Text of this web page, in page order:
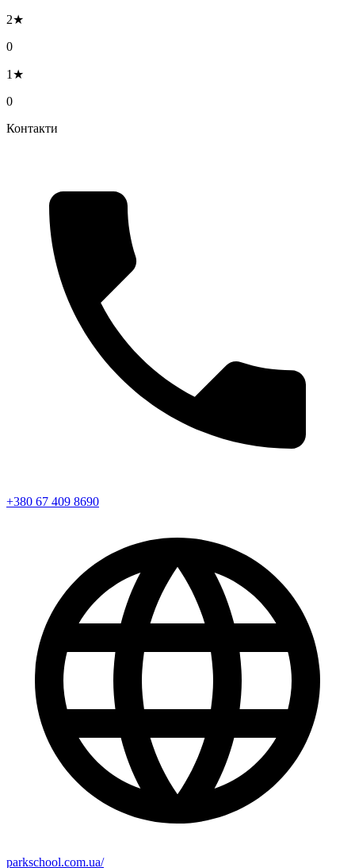
2★
0
1★
0
Контакти
+380 67 409 8690
parkschool.com.ua/